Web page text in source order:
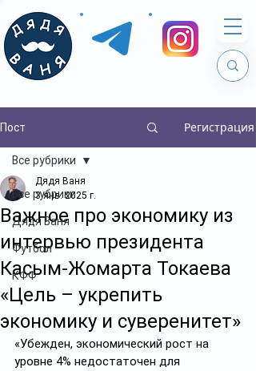
Пост Регистрация
Все рубрики
Дядя Ваня
Футбол
КФФ
Все рубрики
Важное про экономику из
интервью президента
Касым-Жомарта Токаева
«Цель – укрепить
экономику и суверенитет»
Дядя Ваня
3 янв. 2025 г.
«Убежден, экономический рост на
уровне 4% недостаточен для